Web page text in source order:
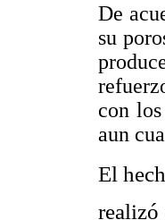
De
su
con
aun
El
realizó